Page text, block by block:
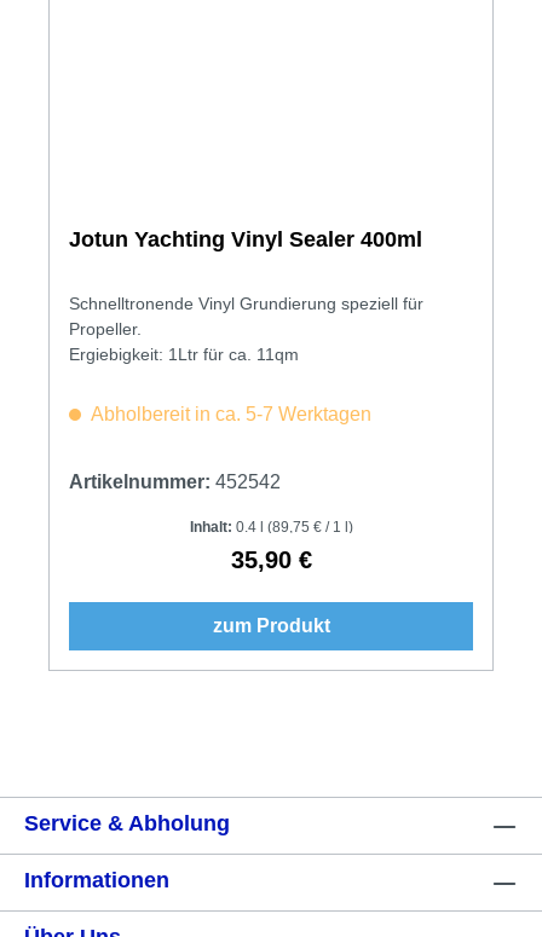
Jotun Yachting Vinyl Sealer 400ml
Schnelltronende Vinyl Grundierung speziell für
Propeller.
Ergiebigkeit: 1Ltr für ca. 11qm
Abholbereit in ca. 5-7 Werktagen
Artikelnummer: 452542
Inhalt: 0.4 l (89,75 € / 1 l)
Regulärer Preis:
35,90 €
zum Produkt
Service & Abholung
Informationen